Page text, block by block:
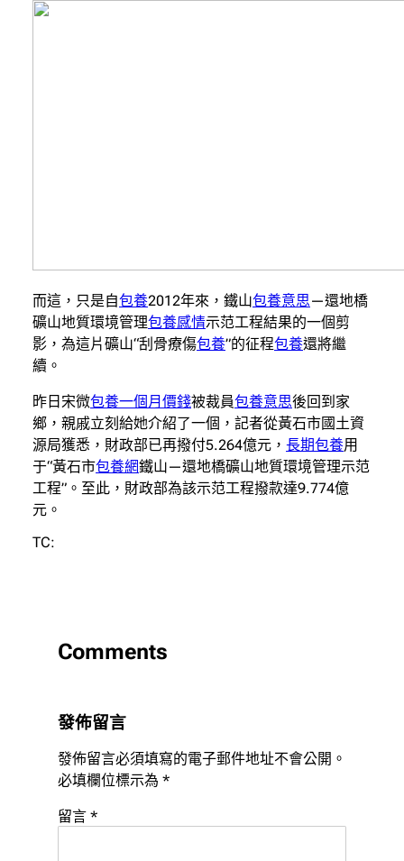
而這，只是自包養2012年來，鐵山包養意思—還地橋
礦山地質環境管理包養感情示范工程結果的一個剪
影，為這片礦山“刮骨療傷包養”的征程包養還將繼
續。
昨日宋微包養一個月價錢被裁員包養意思後回到家
鄉，親戚立刻給她介紹了一個，記者從黃石市國土資
源局獲悉，財政部已再撥付5.264億元， 長期包養用
于“黃石市包養網鐵山—還地橋礦山地質環境管理示范
工程”。至此，財政部為該示范工程撥款達9.774億
元。
TC:
Comments
發佈留言
發佈留言必須填寫的電子郵件地址不會公開。
必填欄位標示為 *
留言 *